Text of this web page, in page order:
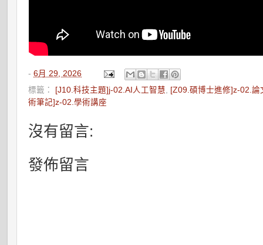
-6月 29, 2026
標籤： [J10.科技主題]j-02.AI人工智慧
[Z09.碩博士進修]z-02.論
術筆記]z-02.學術講座
沒有留言:
發佈留言